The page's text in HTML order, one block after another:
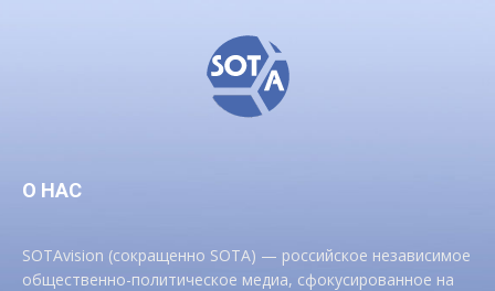
О НАС
SOTAvision (сокращенно SOTA) — российское независимое
общественно-политическое медиа, сфокусированное на